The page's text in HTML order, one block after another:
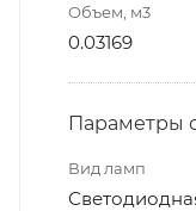
Объем, м3
0.03169
Параметры
Вид ламп